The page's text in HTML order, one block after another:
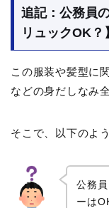
追記：公務員
リュックOK？】
この服装や髪型に
などの身だしなみ
そこで、以下のよ
公務
ーは